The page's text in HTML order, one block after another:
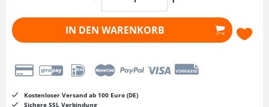
IN DEN WARENKORB
Kostenloser Versand ab 100 Euro (DE)
Sichere SSL Verbindung